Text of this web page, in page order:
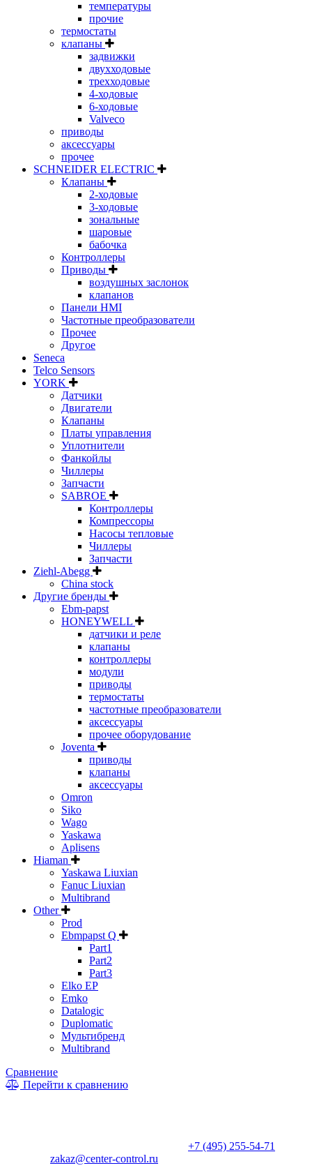
температуры
прочие
термостаты
клапаны
задвижки
двухходовые
трехходовые
4-ходовые
6-ходовые
Valveco
приводы
аксессуары
прочее
SCHNEIDER ELECTRIC
Клапаны
2-ходовые
3-ходовые
зональные
шаровые
бабочка
Контроллеры
Приводы
воздушных заслонок
клапанов
Панели HMI
Частотные преобразователи
Прочее
Другое
Seneca
Telco Sensors
YORK
Датчики
Двигатели
Клапаны
Платы управления
Уплотнители
Фанкойлы
Чиллеры
Запчасти
SABROE
Контроллеры
Компрессоры
Насосы тепловые
Чиллеры
Запчасти
Ziehl-Abegg
China stock
Другие бренды
Ebm-papst
HONEYWELL
датчики и реле
клапаны
контроллеры
модули
приводы
термостаты
частотные преобразователи
аксессуары
прочее оборудование
Joventa
приводы
клапаны
аксессуары
Omron
Siko
Wago
Yaskawa
Aplisens
Hiaman
Yaskawa Liuxian
Fanuc Liuxian
Multibrand
Other
Prod
Ebmpapst Q
Part1
Part2
Part3
Elko EP
Emko
Datalogic
Duplomatic
Мультибренд
Multibrand
Сравнение
Перейти к сравнению
+7 (495) 255-54-71
zakaz@center-control.ru